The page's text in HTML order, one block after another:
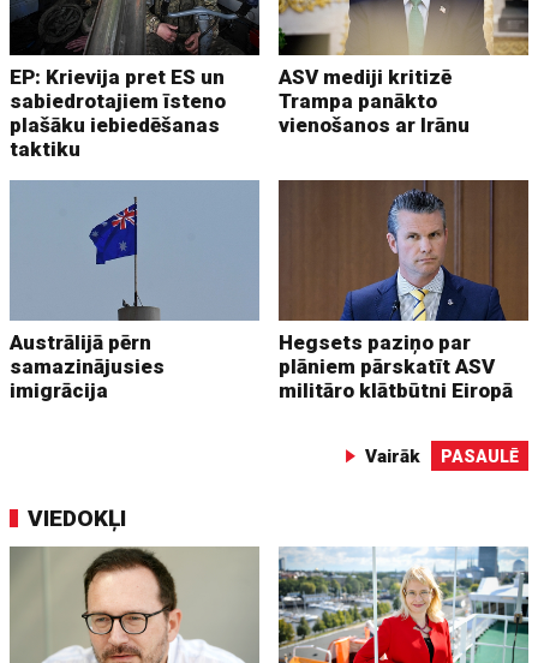
EP: Krievija pret ES un
sabiedrotajiem īsteno
plašāku iebiedēšanas
taktiku
ASV mediji kritizē
Trampa panākto
vienošanos ar Irānu
Austrālijā pērn
samazinājusies
imigrācija
Hegsets paziņo par
plāniem pārskatīt ASV
militāro klātbūtni Eiropā
Vairāk PASAULĒ
VIEDOKĻI